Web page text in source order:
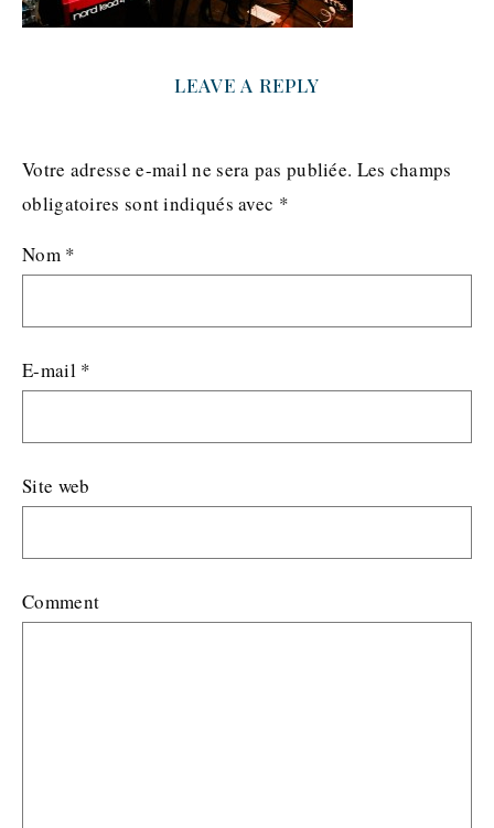
LEAVE A REPLY
Votre adresse e-mail ne sera pas publiée. Les champs
obligatoires sont indiqués avec *
Nom *
E-mail *
Site web
Comment